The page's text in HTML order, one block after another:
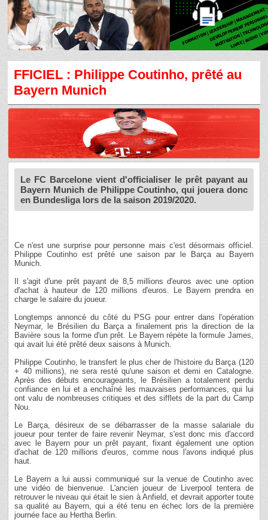
FFICIEL : Philippe Coutinho, prêté au
Bayern Munich
Le FC Barcelone vient d'officialiser le prêt payant au
Bayern Munich de Philippe Coutinho, qui jouera donc
en Bundesliga lors de la saison 2019/2020.
Ce n'est une surprise pour personne mais c'est désormais officiel.
Philippe Coutinho est prêté une saison par le Barça au Bayern
Munich.
Il s'agit d'une prêt payant de 8,5 millions d'euros avec une option
d'achat à hauteur de 120 millions d'euros. Le Bayern prendra en
charge le salaire du joueur.
Longtemps annoncé du côté du PSG pour entrer dans l'opération
Neymar, le Brésilien du Barça a finalement pris la direction de la
Bavière sous la forme d'un prêt. Le Bayern répète la formule James,
qui avait lui été prêté deux saisons à Munich.
Philippe Coutinho, le transfert le plus cher de l'histoire du Barça (120
+ 40 millions), ne sera resté qu'une saison et demi en Catalogne.
Après des débuts encourageants, le Brésilien a totalement perdu
confiance en lui et a enchaîné les mauvaises performances, qui lui
ont valu de nombreuses critiques et des sifflets de la part du Camp
Nou.
Le Barça, désireux de se débarrasser de la masse salariale du
joueur pour tenter de faire revenir Neymar, s'est donc mis d'accord
avec le Bayern pour un prêt payant, fixant également une option
d'achat de 120 millions d'euros, comme nous l'avons indiqué plus
haut.
Le Bayern a lui aussi communiqué sur la venue de Coutinho avec
une vidéo de bienvenue. L'ancien joueur de Liverpool tentera de
retrouver le niveau qui était le sien à Anfield, et devrait apporter toute
sa qualité au Bayern, qui a été tenu en échec lors de la première
journée face au Hertha Berlin.